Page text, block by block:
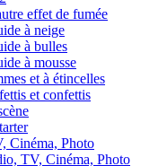
effet de fumée
à neige
à bulles
à mousse
et à étincelles
et confettis
Cinéma, Photo
TV, Cinéma, Photo